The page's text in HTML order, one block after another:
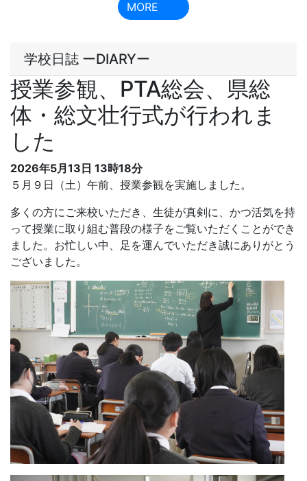
多くの方にご来校いただき、生徒が真剣に、かつ活気を持
って授業に取り組む普段の様子をご覧いただくことができ
ございました。
午後は場所をコスモアイル羽咋に移し、県高校総体・総文